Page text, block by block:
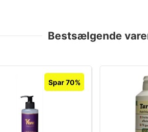
Bestsælgende
Spar 70%